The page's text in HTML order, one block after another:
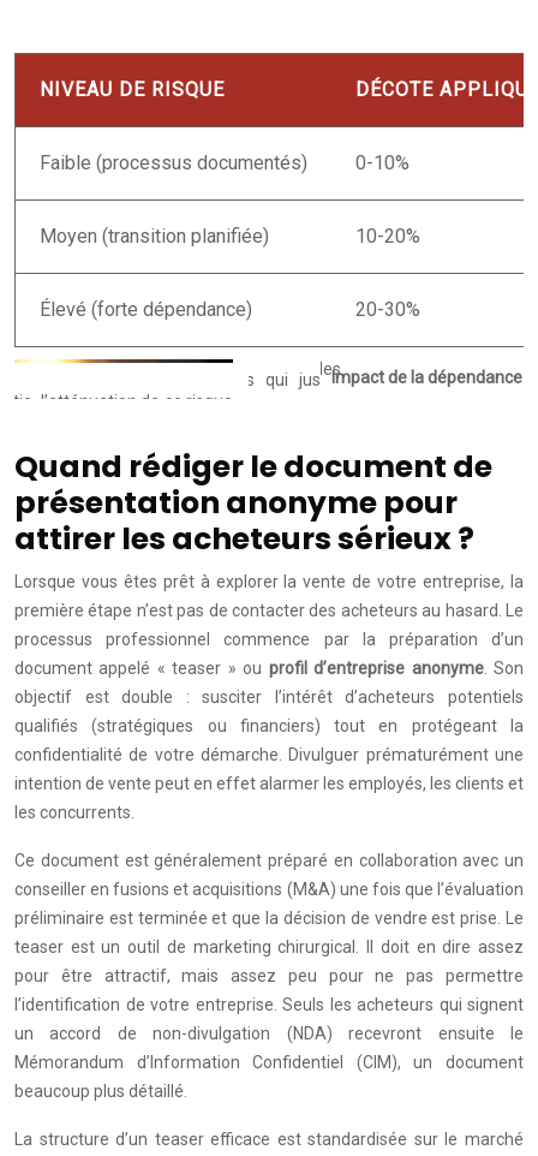
Impact de la dépendance
NIVEAU DE RISQUE DÉCOTE
Faible (processus documentés) 0-10%
Moyen (transition planifiée) 10-20%
Élevé (forte dépendance) 20-30%
Quand rédiger le document de
présentation anonyme pour
attirer les acheteurs sérieux ?
Lorsque vous êtes prêt à explorer la vente de votre entreprise, la
première étape n’est pas de contacter des acheteurs au hasard. Le
processus professionnel commence par la préparation d’un
document appelé « teaser » ou profil d’entreprise anonyme. Son
objectif est double : susciter l’intérêt d’acheteurs potentiels
qualifiés (stratégiques ou financiers) tout en protégeant la
confidentialité de votre démarche. Divulguer prématurément une
intention de vente peut en effet alarmer les employés, les clients et
les concurrents.
Ce document est généralement préparé en collaboration avec un
conseiller en fusions et acquisitions (M&A) une fois que l’évaluation
préliminaire est terminée et que la décision de vendre est prise. Le
teaser est un outil de marketing chirurgical. Il doit en dire assez
pour être attractif, mais assez peu pour ne pas permettre
l’identification de votre entreprise. Seuls les acheteurs qui signent
un accord de non-divulgation (NDA) recevront ensuite le
Mémorandum d’Information Confidentiel (CIM), un document
beaucoup plus détaillé.
La structure d’un teaser efficace est standardisée sur le marché